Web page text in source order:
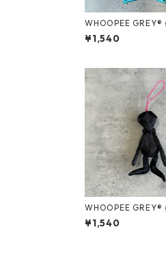
WHOOPEE GREY® #SATIN BL
UE/Sサイズ
¥1,540
WHOOPEE GREY® #SATIN BLA
CK/Sサイズ
¥1,540